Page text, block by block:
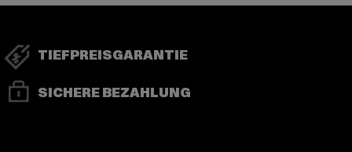
TIEFPREISGARANTIE
SICHERE BEZAHLUNG